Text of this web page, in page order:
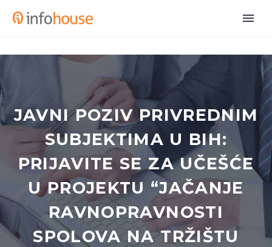
JAVNI POZIV PRIVREDNIM
SUBJEKTIMA U BIH:
PRIJAVITE SE ZA UČEŠĆE
U PROJEKTU “JAČANJE
RAVNOPRAVNOSTI
SPOLOVA NA TRŽIŠTU